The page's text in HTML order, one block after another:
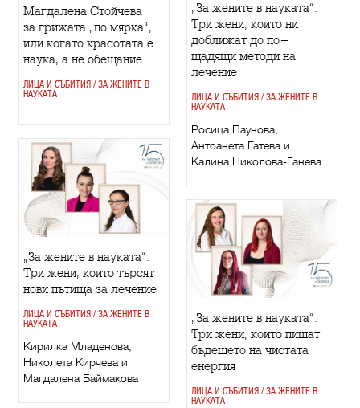
Магдалена Стойчева
за грижата „по мярка“,
или когато красотата е
наука, а не обещание
ЛИЦА И СЪБИТИЯ / ЗА ЖЕНИТЕ В
НАУКАТА
„За жените в науката“:
Три жени, които ни
доближат до по-
щадящи методи на
лечение
ЛИЦА И СЪБИТИЯ / ЗА ЖЕНИТЕ В
НАУКАТА
Росица Паунова,
Антоанета Гатева и
Калина Николова-Ганева
„За жените в науката“:
Три жени, които търсят
нови пътища за лечение
ЛИЦА И СЪБИТИЯ / ЗА ЖЕНИТЕ В
НАУКАТА
Кирилка Младенова,
Николета Кирчева и
Магдалена Баймакова
„За жените в науката“:
Три жени, които пишат
бъдещето на чистата
енергия
ЛИЦА И СЪБИТИЯ / ЗА ЖЕНИТЕ В
НАУКАТА